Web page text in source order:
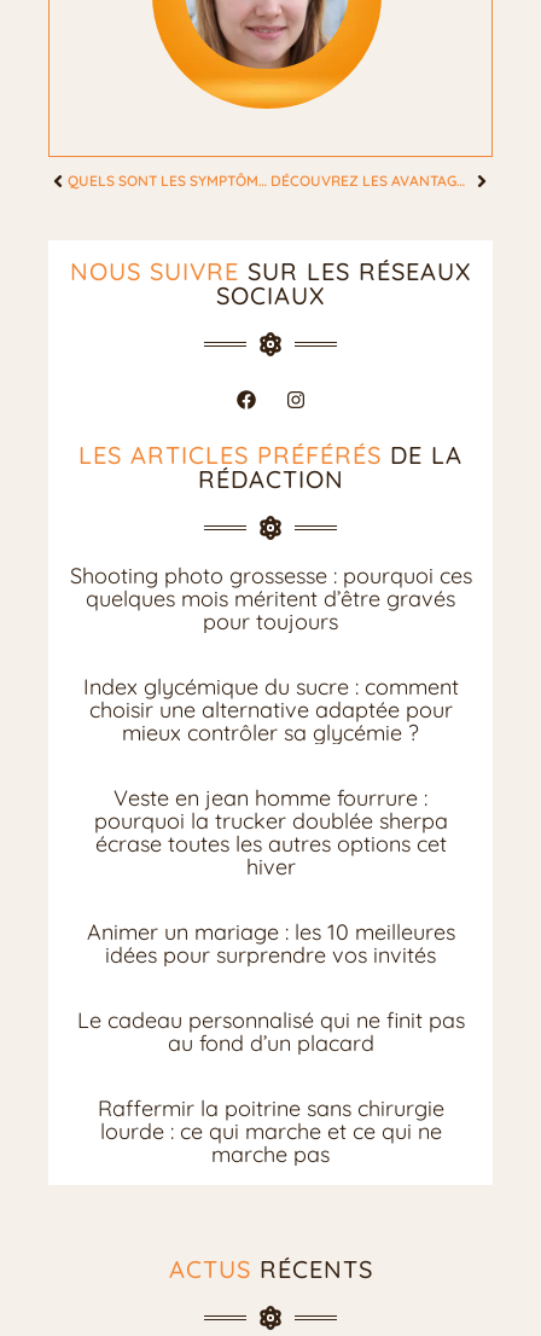
QUELS SONT LES SYMPTÔMES D’UNE VERRUE ? DÉCOUVREZ LES AVANTAGES D’UTILISER DE L’HUILE À LÈVRES
NOUS SUIVRE SUR LES RÉSEAUX
SOCIAUX
LES ARTICLES PRÉFÉRÉS DE LA
RÉDACTION
Shooting photo grossesse : pourquoi ces
quelques mois méritent d’être gravés
pour toujours
Index glycémique du sucre : comment
choisir une alternative adaptée pour
mieux contrôler sa glycémie ?
Veste en jean homme fourrure :
pourquoi la trucker doublée sherpa
écrase toutes les autres options cet
hiver
Animer un mariage : les 10 meilleures
idées pour surprendre vos invités
Le cadeau personnalisé qui ne finit pas
au fond d’un placard
Raffermir la poitrine sans chirurgie
lourde : ce qui marche et ce qui ne
marche pas
ACTUS RÉCENTS